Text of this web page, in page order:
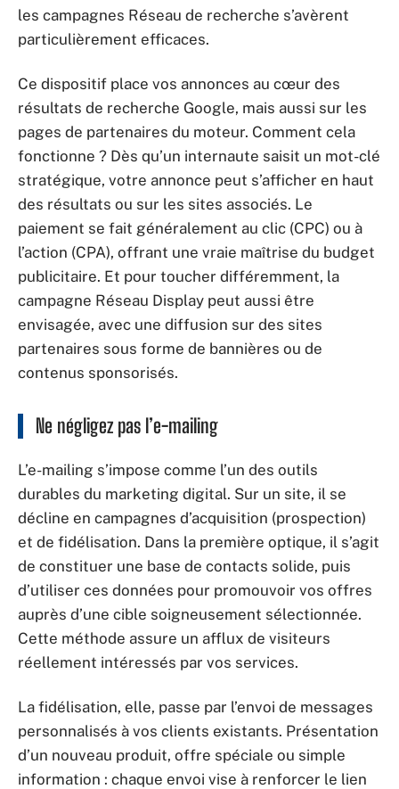
les campagnes Réseau de recherche s’avèrent
particulièrement efficaces.
Ce dispositif place vos annonces au cœur des
résultats de recherche Google, mais aussi sur les
pages de partenaires du moteur. Comment cela
fonctionne ? Dès qu’un internaute saisit un mot-clé
stratégique, votre annonce peut s’afficher en haut
des résultats ou sur les sites associés. Le
paiement se fait généralement au clic (CPC) ou à
l’action (CPA), offrant une vraie maîtrise du budget
publicitaire. Et pour toucher différemment, la
campagne Réseau Display peut aussi être
envisagée, avec une diffusion sur des sites
partenaires sous forme de bannières ou de
contenus sponsorisés.
Ne négligez pas l’e-mailing
L’e-mailing s’impose comme l’un des outils
durables du marketing digital. Sur un site, il se
décline en campagnes d’acquisition (prospection)
et de fidélisation. Dans la première optique, il s’agit
de constituer une base de contacts solide, puis
d’utiliser ces données pour promouvoir vos offres
auprès d’une cible soigneusement sélectionnée.
Cette méthode assure un afflux de visiteurs
réellement intéressés par vos services.
La fidélisation, elle, passe par l’envoi de messages
personnalisés à vos clients existants. Présentation
d’un nouveau produit, offre spéciale ou simple
information : chaque envoi vise à renforcer le lien